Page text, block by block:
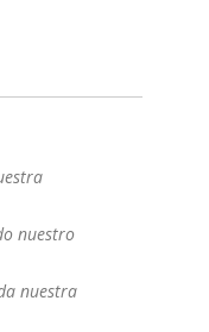
nuestro
nuestra